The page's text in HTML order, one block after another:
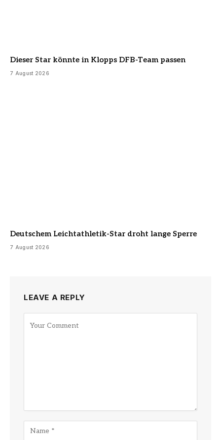
Dieser Star könnte in Klopps DFB-Team passen
7 August 2026
Deutschem Leichtathletik-Star droht lange Sperre
7 August 2026
LEAVE A REPLY